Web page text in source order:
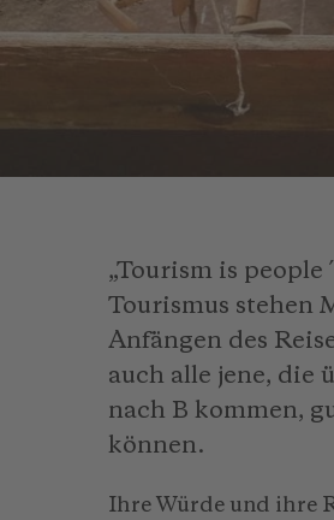
„Tourism is
Tourismus stehen
Anfängen des
auch alle jene, die
nach B kommen,
können.
Ihre Würde und ihre